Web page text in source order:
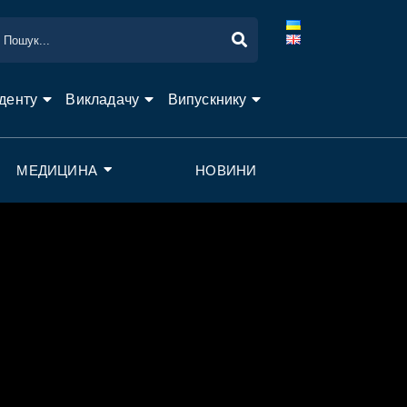
Викладачу Випускнику
МЕДИЦИНА НОВИНИ